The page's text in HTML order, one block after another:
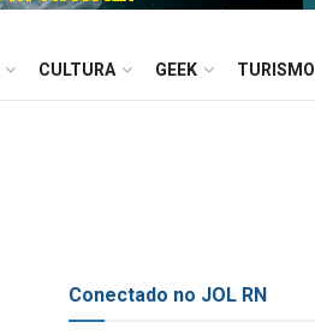
CULTURA GEEK TURISMO
Conectado no JOL RN